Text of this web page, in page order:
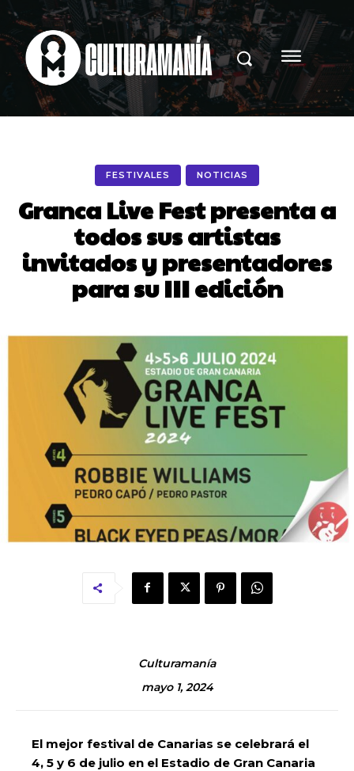
FESTIVALES NOTICIAS
Granca Live Fest presenta a
todos sus artistas
invitados y presentadores
para su III edición
Culturamanía
mayo 1, 2024
El mejor festival de Canarias se celebrará el
4, 5 y 6 de julio en el Estadio de Gran Canaria